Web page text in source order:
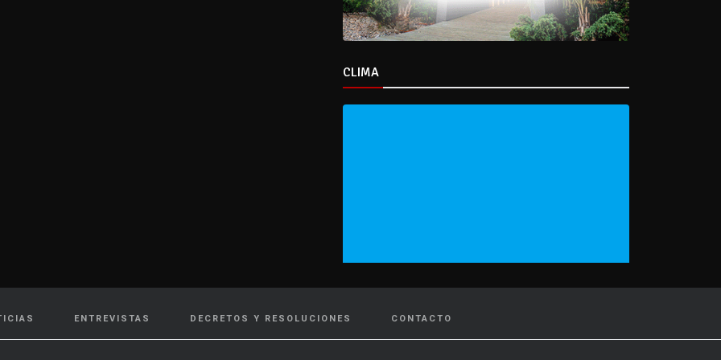
CLIMA
ENTREVISTAS DECRETOS Y RESOLUCIONES CONTACTO